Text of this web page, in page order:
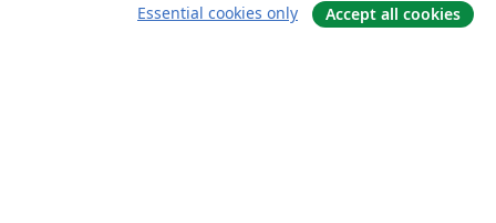
Essential cookies only Accept all cookies